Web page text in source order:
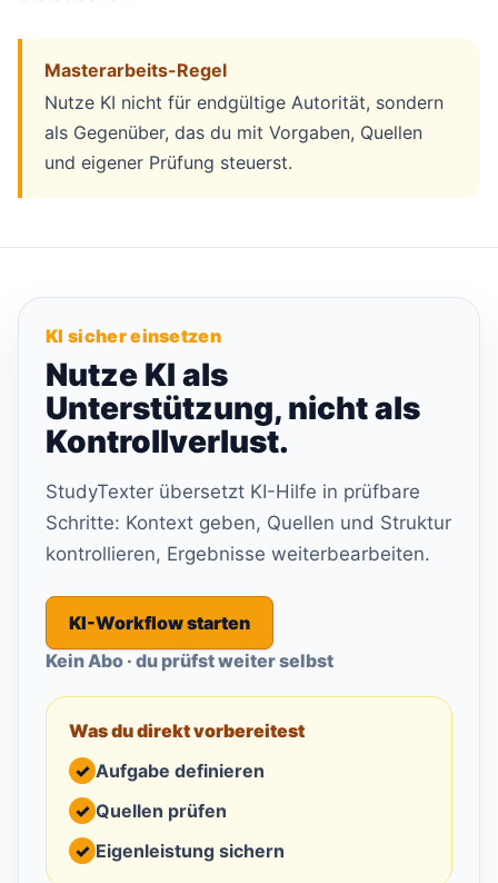
Masterarbeits-Regel
Nutze KI nicht für endgültige Autorität, sondern
als Gegenüber, das du mit Vorgaben, Quellen
und eigener Prüfung steuerst.
KI sicher einsetzen
Nutze KI als
Unterstützung, nicht als
Kontrollverlust.
StudyTexter übersetzt KI-Hilfe in prüfbare
Schritte: Kontext geben, Quellen und Struktur
kontrollieren, Ergebnisse weiterbearbeiten.
KI-Workflow starten
Kein Abo · du prüfst weiter selbst
Was du direkt vorbereitest
✓ Aufgabe definieren
✓ Quellen prüfen
✓ Eigenleistung sichern